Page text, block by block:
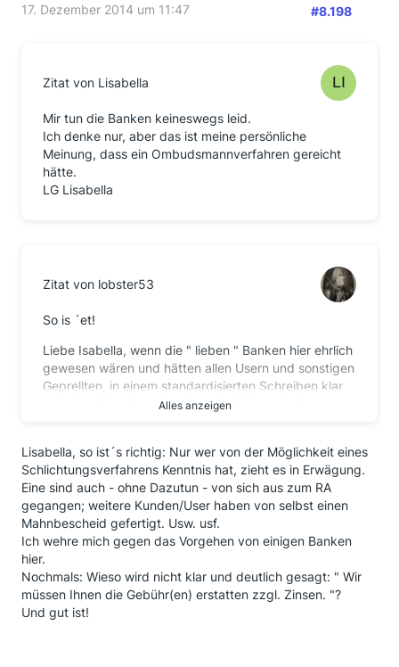
17. Dezember 2014 um 11:47 #8.198
Zitat von Lisabella
Mir tun die Banken keineswegs leid.
Ich denke nur, aber das ist meine persönliche
Meinung, dass ein Ombudsmannverfahren gereicht
hätte.
LG Lisabella
Zitat von lobster53
So is ´et!
Liebe Isabella, wenn die " lieben " Banken hier ehrlich
gewesen wären und hätten allen Usern und sonstigen
Geprellten, in einem standardisierten Schreiben klar
und deutlich mitgeteilt, dass sie die berechtigten
verbis ) verzichten und bitten, sich noch ein wenig in
Geduld zu üben, würde ich ihnen die Patscheflossen
drücken - vor lauter Dankbarkeit.
Im Ernst: Die zumeist abgesetzten Briefe waren, sind
und bleiben eine Nebelkerze, mit der verschleiert
werden soll, dass die Banken, die widerrechtlich
Gebühren kassiert haben, für eine Leistung, die sie in
ihrem eigenen Interesse erbracht haben, nämlich u.a.
eine Bonitätsprüfung, vom Bundesgerichtshof in
Karlsruhe dafür mehrfach einen Rüffel einstecken
Alles anzeigen
Lisabella, so ist´s richtig: Nur wer von der Möglichkeit eines
Schlichtungsverfahrens Kenntnis hat, zieht es in Erwägung.
Eine sind auch - ohne Dazutun - von sich aus zum RA
gegangen; weitere Kunden/User haben von selbst einen
Mahnbescheid gefertigt. Usw. usf.
Ich wehre mich gegen das Vorgehen von einigen Banken
hier.
Nochmals: Wieso wird nicht klar und deutlich gesagt: " Wir
müssen Ihnen die Gebühr(en) erstatten zzgl. Zinsen. "?
Und gut ist!